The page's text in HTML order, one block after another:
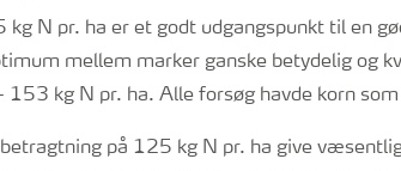
N pr. ha er et godt udgangspunkt til en
mellem marker ganske betydelig og
kg N pr. ha. Alle forsøg havde korn
på 125 kg N pr. ha give